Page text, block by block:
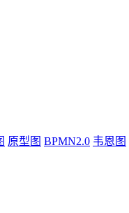
原型图 BPMN2.0 韦恩图